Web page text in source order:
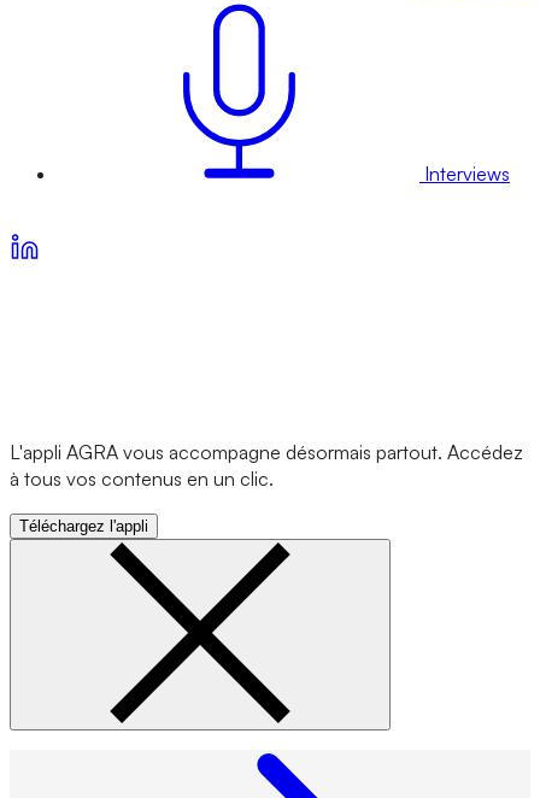
Interviews
L'appli AGRA vous accompagne désormais partout. Accédez
à tous vos contenus en un clic.
Téléchargez l'appli